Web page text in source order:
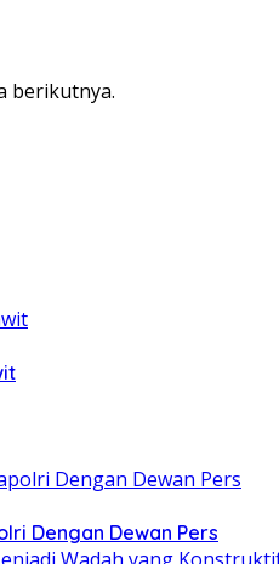
berikutnya.
Dengan Dewan Pers